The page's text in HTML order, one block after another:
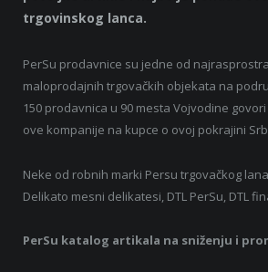
trgovinskog lanca.
PerSu prodavnice su jedne od
maloprodajnih trgovačkih objekata na
150 prodavnica u 90 mesta Vojvodine
ove kompanije na kupce o ovoj pokrajini
Neke od robnih marki Persu trgovačkog
Delikato mesni delikatesi, DTL PerSu, DTL
PerSu katalog artikala na sniženju i